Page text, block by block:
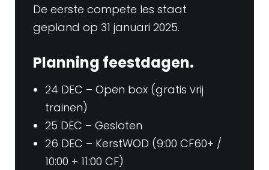
De eerste compete les staat
gepland op 31 januari 2025.
Planning feestdagen.
24 DEC – Open box (gratis vrij
trainen)
25 DEC – Gesloten
26 DEC – KerstWOD (9:00 CF60+ /
10:00 + 11:00 CF)